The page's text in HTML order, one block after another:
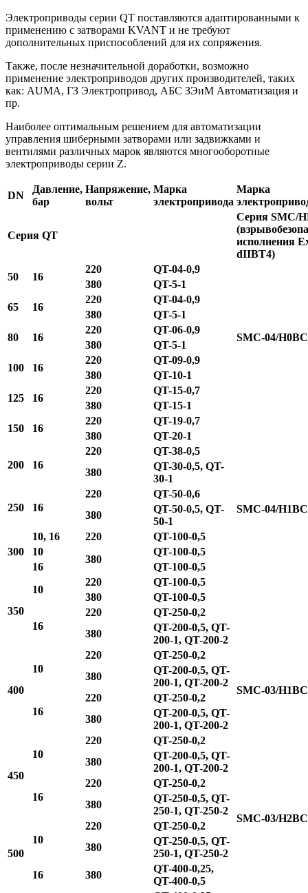
Электроприводы серии QT поставляются адаптированными к
применению с затворами KVANT и не требуют
дополнительных приспособлений для их сопряжения.
Также, после незначительной доработки, возможно
применение электроприводов других производителей, таких
как: AUMA, ГЗ Электропривод, АБС ЗЭиМ Автоматизация и
пр.
Наиболее оптимальным решением для автоматизации
управления шиберными затворами или задвижками и
вентилями различных марок являются многооборотные
электроприводы серии Z.
DN
Давление,
бар
Напряжение,
вольт
Марка
электропривода
Марка
Серия QT
Серия SMC/
исполнения
dIIBT4)
50
16
220 QT-04-0,9
SMC-04/
380
QT-5-1
65
16
220
QT-04-0,9
380
QT-5-1
80
16
220
QT-06-0,9
380
QT-5-1
100
16
220
QT-09-0,9
380
QT-10-1
125
16
220
QT-15-0,7
380
QT-15-1
150
16
220 QT-19-0,7
SMC-04/
380 QT-20-1
200 16
220
QT-38-0,5
380
QT-30-0,5, QT-
30-1
250 16
220
QT-50-0,6
380
QT-50-0,5, QT-
50-1
300
10, 16 220
QT-100-0,5
10
380
QT-100-0,5
16
QT-100-0,5
350
10
220
QT-100-0,5
380
QT-100-0,5
16
220 QT-250-0,2
SMC-03/
380
QT-200-0,5, QT-
200-1, QT-200-2
400
10
220
QT-250-0,2
380
QT-200-0,5, QT-
200-1, QT-200-2
16
220
QT-250-0,2
380
QT-200-0,5, QT-
200-1, QT-200-2
450
10
220
QT-250-0,2
380
QT-200-0,5, QT-
200-1, QT-200-2
16
220 QT-250-0,2
SMC-03/
380
QT-250-0,5, QT-
250-1, QT-250-2
500
10
220
QT-250-0,2
380
QT-250-0,5, QT-
250-1, QT-250-2
16
380
QT-400-0,25,
QT-400-0,5